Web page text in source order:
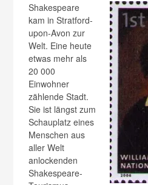
Shakespeare
kam in Stratford-
upon-Avon zur
Welt. Eine heute
etwas mehr als
20 000
Einwohner
zählende Stadt.
Sie ist längst zum
Schauplatz eines
Menschen aus
aller Welt
anlockenden
Shakespeare-